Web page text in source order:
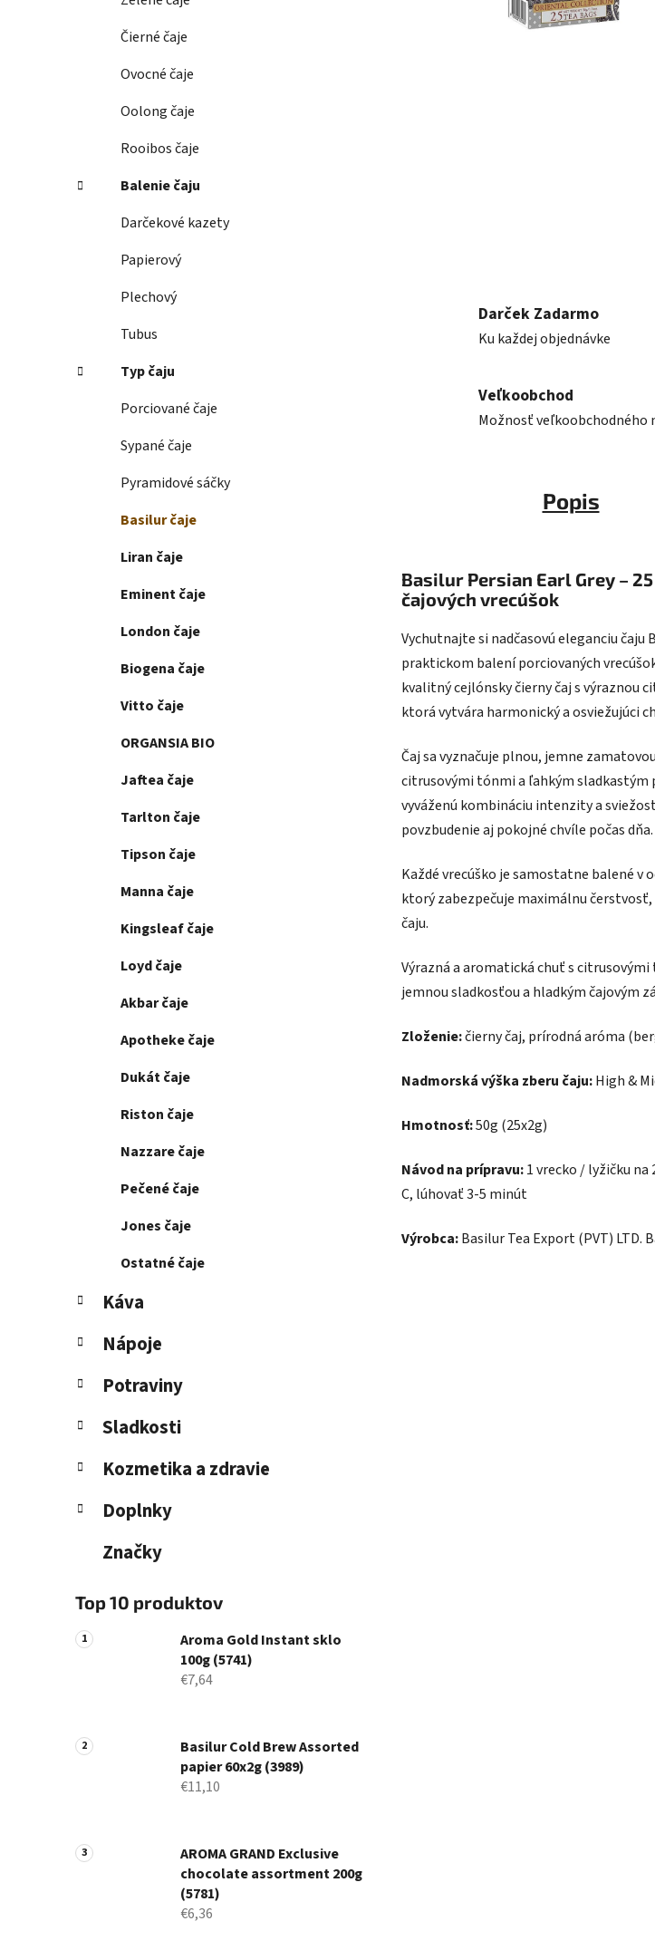
Čierné čaje
Ovocné čaje
Oolong čaje
Rooibos čaje
Balenie čaju
Darčekové kazety
Papierový
Plechový
Tubus
Typ čaju
Porciované čaje
Sypané čaje
Pyramidové sáčky
Basilur čaje
Liran čaje
Eminent čaje
London čaje
Biogena čaje
Vitto čaje
ORGANSIA BIO
Jaftea čaje
Tarlton čaje
Tipson čaje
Manna čaje
Kingsleaf čaje
Loyd čaje
Akbar čaje
Apotheke čaje
Dukát čaje
Riston čaje
Nazzare čaje
Pečené čaje
Jones čaje
Ostatné čaje
Káva
Nápoje
Potraviny
Sladkosti
Kozmetika a zdravie
Doplnky
Značky
Top 10 produktov
Aroma Gold Instant sklo
100g (5741)
€7,64
Basilur Cold Brew Assorted
papier 60x2g (3989)
€11,10
AROMA GRAND Exclusive
chocolate assortment 200g
(5781)
€6,36
Darček Zadarmo
Ku každej objednávke
Veľkoobchod
Možnosť veľkoobchodného
Popis
Basilur Persian Earl Grey –
čajových vrecúšok
Vychutnajte si nadčasovú eleganciu čaju
praktickom balení porciovaných
kvalitný cejlónsky čierny čaj s výraznou
ktorá vytvára harmonický a osviežujúci
Čaj sa vyznačuje plnou, jemne
citrusovými tónmi a ľahkým sladkastým
vyváženú kombináciu intenzity a
povzbudenie aj pokojné chvíle počas dňa.
Každé vrecúško je samostatne balené v
ktorý zabezpečuje maximálnu
čaju.
Výrazná a aromatická chuť s
jemnou sladkosťou a hladkým čajovým
Zloženie:čierny čaj, prírodná aróma
Nadmorská výška zberu čaju:High &
Hmotnosť:50g (25x2g)
Návod na prípravu:1 vrecko / lyžičku na
C, lúhovať 3-5 minút
Výrobca:Basilur Tea Export (PVT) LTD.